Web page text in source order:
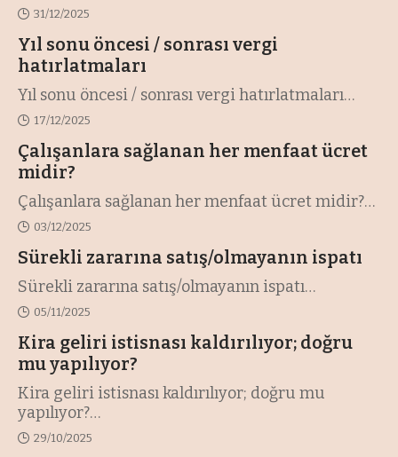
31/12/2025
Yıl sonu öncesi / sonrası vergi
hatırlatmaları
Yıl sonu öncesi / sonrası vergi hatırlatmaları…
17/12/2025
Çalışanlara sağlanan her menfaat ücret
midir?
Çalışanlara sağlanan her menfaat ücret midir?…
03/12/2025
Sürekli zararına satış/olmayanın ispatı
Sürekli zararına satış/olmayanın ispatı…
05/11/2025
Kira geliri istisnası kaldırılıyor; doğru
mu yapılıyor?
Kira geliri istisnası kaldırılıyor; doğru mu
yapılıyor?…
29/10/2025